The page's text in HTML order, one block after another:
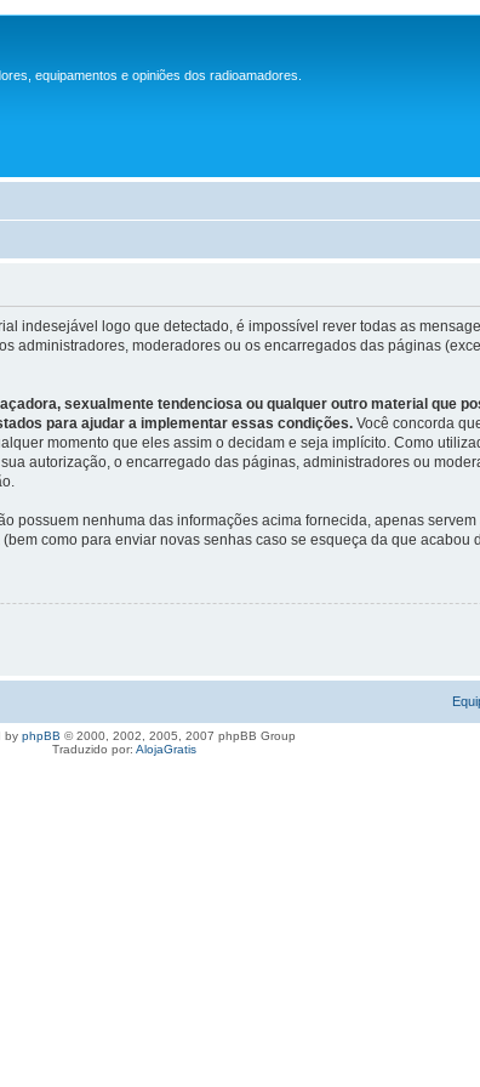
equipamentos e opiniões dos radioamadores.
indesejável logo que detectado, é impossível rever todas as
administradores, moderadores ou os encarregados das páginas
sexualmente tendenciosa ou qualquer outro material que
para ajudar a implementar essas condições. Você concorda
momento que eles assim o decidam e seja implícito. Como
autorização, o encarregado das páginas, administradores ou
possuem nenhuma das informações acima fornecida, apenas
como para enviar novas senhas caso se esqueça da que acabou
by phpBB © 2000, 2002, 2005, 2007 phpBB Group
Traduzido por: AlojaGratis